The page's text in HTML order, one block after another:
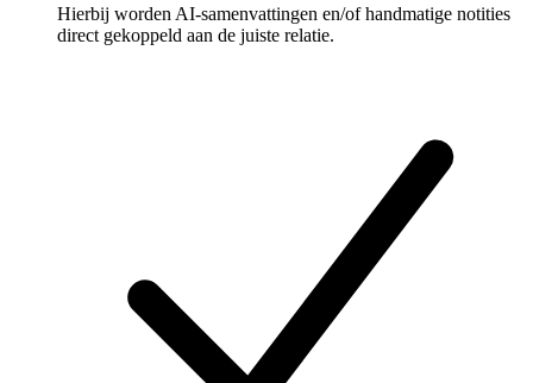
Hierbij worden AI-samenvattingen en/of handmatige notities
direct gekoppeld aan de juiste relatie.